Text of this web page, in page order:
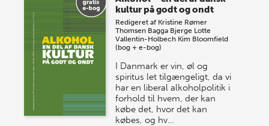
kultur på godt og ondt
Redigeret af Kristine Rømer
Thomsen Bagga Bjerge Lotte
Vallentin-Holbech Kim Bloomfield
(bog + e-bog)
I Danmark er vin, øl og
spiritus let tilgængeligt, da vi
har en liberal alkoholpolitik i
forhold til hvem, der kan
købe det, hvor det kan
købes, og hv…